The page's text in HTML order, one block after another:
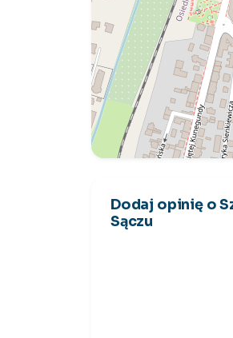
Dodaj opinię o
Sączu